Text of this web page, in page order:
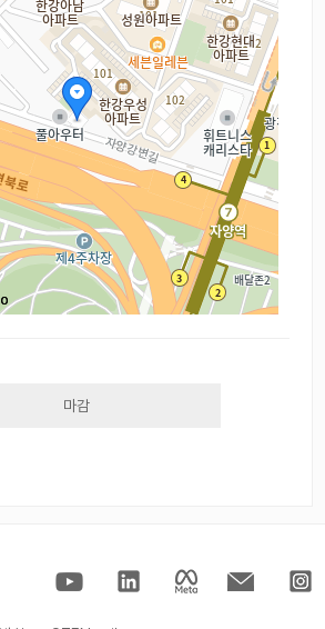
마감